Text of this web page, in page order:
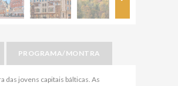
PROGRAMA/MONTRA
jovens capitais bálticas. As